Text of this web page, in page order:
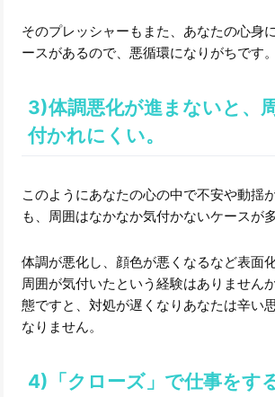
そのプレッシャーもまた、あなたの心身
ースがあるので、悪循環になりがちです。
3)体調悪化が進まないと、
付かれにくい。
このようにあなたの心の中で不安や動揺
も、周囲はなかなか気付かないケースが
体調が悪化し、顔色が悪くなるなど表面
周囲が気付いたという経験はありません
態ですと、対処が遅くなりあなたは辛い
なりません。
4)「クローズ」で仕事をす